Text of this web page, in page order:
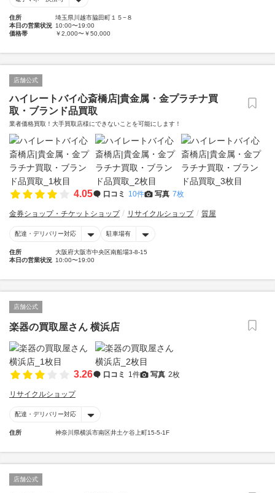
住所
埼玉県川越市脇田町１５−８
本日の営業状況 10:00〜19:00
価格帯
￥2,000〜￥50,000
店舗公式
ハイレートバイ心斎橋店|貴金属・金プラチナ買
取・ブランド品買取
業者価格買取！大手買取店様にできないことを可能にします！
4.05 口コミ 10件 写真 7枚
金券ショップ・チケットショップ リサイクルショップ 質屋
配達・デリバリー対応 駐車場有
住所
大阪府大阪市中央区南船場3-8-15
本日の営業状況 10:00〜19:00
店舗公式
楽器の買取屋さん 横浜店
3.26 口コミ 1件 写真 2枚
リサイクルショップ
配達・デリバリー対応
住所 神奈川県横浜市南区井土ケ谷上町15-5-1F
店舗公式